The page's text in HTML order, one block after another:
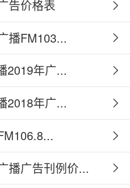
告价格表
播FM103...
2019年广...
2018年广...
播广告刊例价...